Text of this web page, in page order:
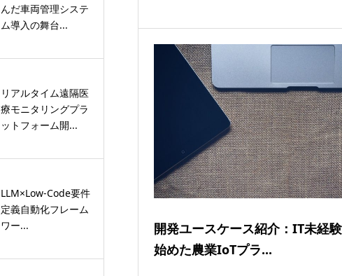
開発ユースケース紹介：IT未経
始めた農業IoTプラ...
んだ車両管理システ
ム導入の舞台...
リアルタイム遠隔医
療モニタリングプラ
ットフォーム開...
LLM×Low-Code要件
定義自動化フレーム
ワー...